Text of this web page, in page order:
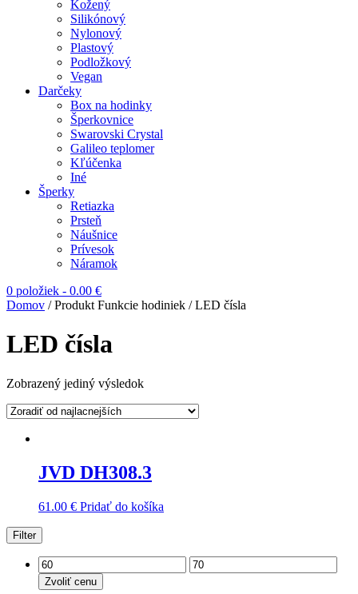
Kožený
Silikónový
Nylonový
Plastový
Podložkový
Vegan
Darčeky
Box na hodinky
Šperkovnice
Swarovski Crystal
Galileo teplomer
Kľúčenka
Iné
Šperky
Retiazka
Prsteň
Náušnice
Prívesok
Náramok
0 položiek - 0.00 €
Domov / Produkt Funkcie hodiniek / LED čísla
LED čísla
Zobrazený jediný výsledok
JVD DH308.3
61.00 € Pridať do košíka
Filter
Zvoliť cenu